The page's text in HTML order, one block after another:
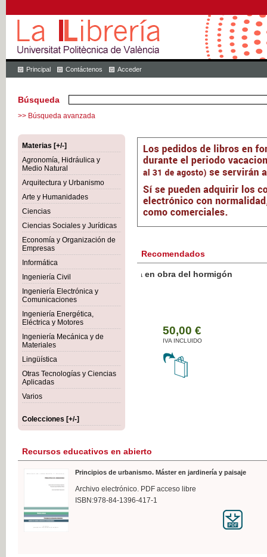
Principal Contáctenos Acceder
Búsqueda
>> Búsqueda avanzada
Materias [+/-]
Agronomía, Hidráulica y
Medio Natural
Arquitectura y Urbanismo
Arte y Humanidades
Ciencias
Ciencias Sociales y Jurídicas
Economía y Organización de
Empresas
Informática
Ingeniería Civil
Ingeniería Electrónica y
Comunicaciones
Ingeniería Energética,
Eléctrica y Motores
Ingeniería Mecánica y de
Materiales
Lingüística
Otras Tecnologías y Ciencias
Aplicadas
Varios
Colecciones [+/-]
Recomendados
Botánica Agroalimentaria
Recursos educativos en abierto
Principios de urbanismo. Máster en jardinería y paisaje
Archivo electrónico. PDF acceso libre
ISBN:978-84-1396-417-1